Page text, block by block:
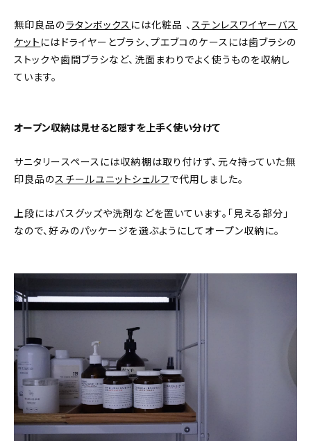
無印良品のラタンボックス には化粧品 、ステンレスワイヤーバス
ケット にはドライヤーとブラシ、プエブコのケースには歯ブラシの
ストックや歯間ブラシなど、洗面まわりでよく使うものを収納し
ています。
オープン収納は見せると隠すを上手く使い分けて
サニタリースペースには収納棚は取り付けず、元々持っていた無
印良品のスチールユニットシェルフで代用しました。
上段にはバスグッズや洗剤などを置いています。「見える部分」
なので、好みのパッケージを選ぶようにしてオープン収納に。